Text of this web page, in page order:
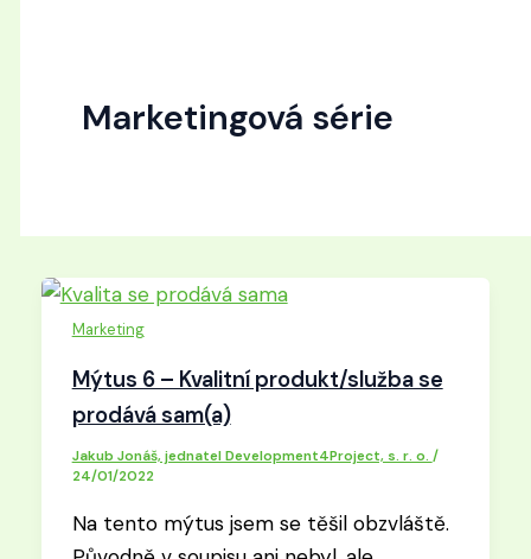
Marketingová série
Marketing
Mýtus 6 – Kvalitní produkt/služba se
prodává sam(a)
Jakub Jonáš, jednatel Development4Project, s. r. o. /
24/01/2022
Na tento mýtus jsem se těšil obzvláště.